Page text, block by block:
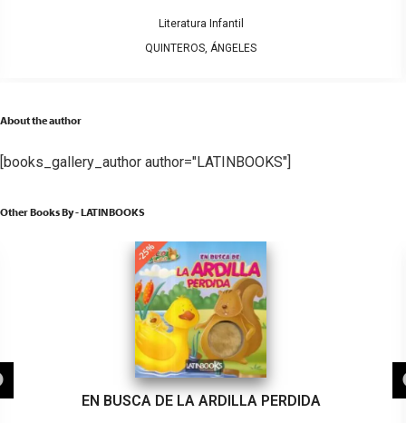
Literatura Infantil
QUINTEROS, ÁNGELES
About the author
[books_gallery_author author="LATINBOOKS"]
Other Books By - LATINBOOKS
EN BUSCA DE LA ARDILLA PERDIDA